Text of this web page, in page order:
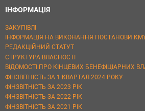
ІНФОРМАЦІЯ
ЗАКУПІВЛІ
ІНФОРМАЦІЯ НА ВИКОНАННЯ ПОСТАНОВИ
РЕДАКЦІЙНИЙ СТАТУТ
СТРУКТУРА ВЛАСНОСТІ
ВІДОМОСТІ ПРО КІНЦЕВИХ БЕНЕФІЦІАРНИХ
ФІНЗВІТНІСТЬ ЗА 1 КВАРТАЛ 2024 РОКУ
ФІНЗВІТНІСТЬ ЗА 2023 РІК
ФІНЗВІТНІСТЬ ЗА 2022 РІК
ФІНЗВІТНІСТЬ ЗА 2021 РІК